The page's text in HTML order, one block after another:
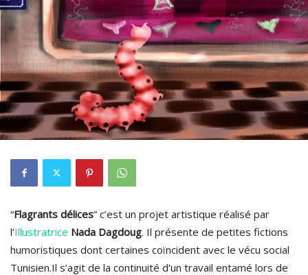
“Flagrants délices” c’est un projet artistique réalisé par
l’Illustratrice Nada Dagdoug. Il présente de petites fictions
humoristiques dont certaines coïncident avec le vécu social
Tunisien.Il s’agit de la continuité d’un travail entamé lors de